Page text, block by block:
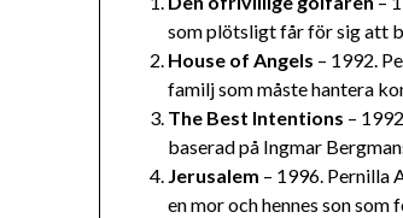
som plötsligt får för sig att
House of Angels – 1992.
familj som måste hantera
The Best Intentions –
baserad på Ingmar
Jerusalem – 1996. Pernilla
en mor och hennes son